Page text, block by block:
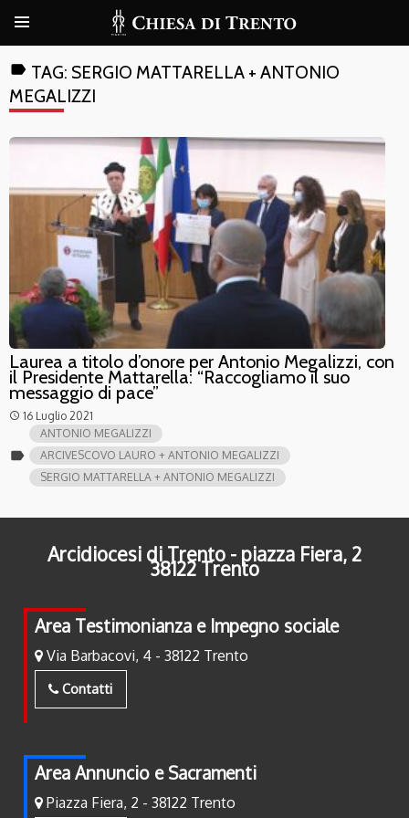
label TAG: SERGIO MATTARELLA + ANTONIO
MEGALIZZI
Laurea a titolo d’onore per Antonio Megalizzi, con
il Presidente Mattarella: “Raccogliamo il suo
messaggio di pace”
access_time 16 Luglio 2021
label
ANTONIO MEGALIZZI
ARCIVESCOVO LAURO + ANTONIO MEGALIZZI
SERGIO MATTARELLA + ANTONIO MEGALIZZI
Arcidiocesi di Trento - piazza Fiera, 2
38122 Trento
Area Testimonianza e Impegno sociale
Via Barbacovi, 4 - 38122 Trento
Contatti
Area Annuncio e Sacramenti
Piazza Fiera, 2 - 38122 Trento